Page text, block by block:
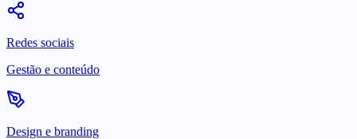
Redes sociais
Gestão e conteúdo
Design e branding